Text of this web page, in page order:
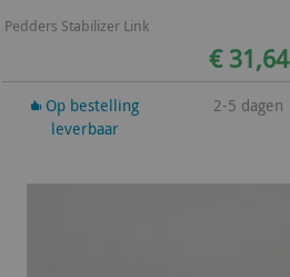
Pedders Stabilizer Link
€ 31,64
Op bestelling
leverbaar
2-5 dagen